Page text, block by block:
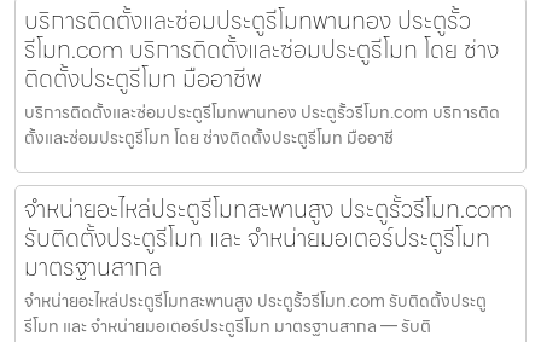
บริการติดตั้งและซ่อมประตูรีโมทพานทอง ประตูรั้ว
รีโมท.com บริการติดตั้งและซ่อมประตูรีโมท โดย ช่าง
ติดตั้งประตูรีโมท มืออาชีพ
บริการติดตั้งและซ่อมประตูรีโมทพานทอง ประตูรั้วรีโมท.com บริการติด
ตั้งและซ่อมประตูรีโมท โดย ช่างติดตั้งประตูรีโมท มืออาชี
จำหน่ายอะไหล่ประตูรีโมทสะพานสูง ประตูรั้วรีโมท.com
รับติดตั้งประตูรีโมท และ จำหน่ายมอเตอร์ประตูรีโมท
มาตรฐานสากล
จำหน่ายอะไหล่ประตูรีโมทสะพานสูง ประตูรั้วรีโมท.com รับติดตั้งประตู
รีโมท และ จำหน่ายมอเตอร์ประตูรีโมท มาตรฐานสากล — รับติ